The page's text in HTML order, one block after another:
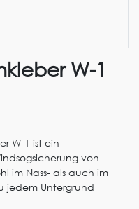
W-1
W-1 ist ein
von
im Nass- als auch im
jedem Untergrund